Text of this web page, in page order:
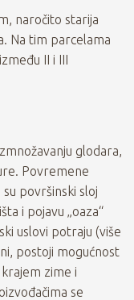
naročito starija
Na tim parcelama
II i III
glodara,
Povremene
površinski sloj
i pojavu „oaza“
uslovi potraju (više
postoji mogućnost
zime i
se